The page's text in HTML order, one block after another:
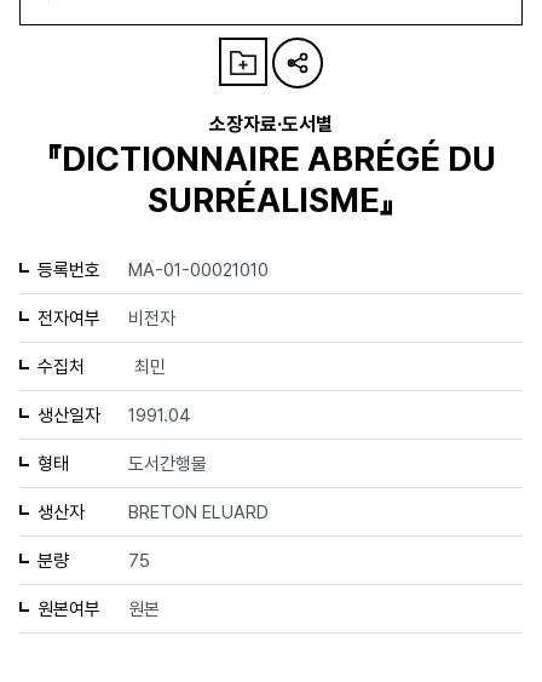
소장자료·도서별
『DICTIONNAIRE ABRÉGÉ DU
SURRÉALISME』
등록번호 MA-01-00021010
전자여부 비전자
수집처 최민
생산일자 1991.04
형태 도서간행물
생산자 BRETON ELUARD
분량 75
원본여부 원본